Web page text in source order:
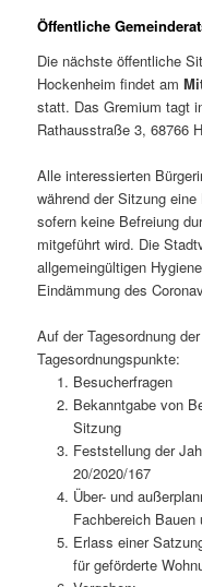
Öffentliche
Die nächste öffentliche
Hockenheim findet am
statt. Das Gremium tagt
Rathausstraße 3, 68766
Alle interessierten
während der Sitzung
sofern keine Befreiung
mitgeführt wird. Die
allgemeingültigen
Eindämmung des
Auf der Tagesordnung
Tagesordnungspunkte:
Besucherfragen
Bekanntgabe von
Sitzung
Feststellung der
20/2020/167
Über- und
Fachbereich Bauen
Erlass einer
für geförderte